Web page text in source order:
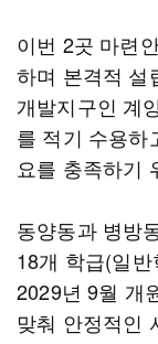
이번 2곳 마련
하며 본격적 설
개발지구인 계
를 적기 수용하
요를 충족하기
동양동과 병방
18개 학급(일
2029년 9월 개
맞춰 안정적인